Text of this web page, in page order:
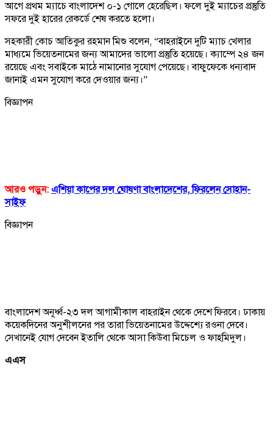
আগে প্রথম ম্যাচে বাংলাদেশ ০-১ গোলে হেরেছিল। ফলে দুই ম্যাচের প্রস্তুতি
সফরে দুই হারের রেকর্ডে শেষ করতে হলো।
সহকারী কোচ আতিকুর রহমান মিশু বলেন, “বাহরাইনে দুটি ম্যাচ খেলার
মাধ্যমে ভিয়েতনামের জন্য আমাদের ভালো প্রস্তুতি হয়েছে। ক্যাম্পে ২৪ জন
রয়েছে এবং সবাইকে মাঠে নামানোর সুযোগ পেয়েছে। বাফুফেকে ধন্যবাদ
জানাই এমন সুযোগ করে দেওয়ার জন্য।”
বিজ্ঞাপন
আরও পড়ুন: এশিয়া কাপের দল ঘোষণা বাংলাদেশের, ফিরলেন সোহান-
সাইফ
বিজ্ঞাপন
বাংলাদেশ অনূর্ধ্ব-২৩ দল আগামীকাল বাহরাইন থেকে দেশে ফিরবে। ঢাকায়
কয়েকদিনের অনুশীলনের পর তারা ভিয়েতনামের উদ্দেশ্যে রওনা দেবে।
সেখানেই যোগ দেবেন ইতালি থেকে আসা কিউবা মিচেল ও ফাহমিদুল।
এএস